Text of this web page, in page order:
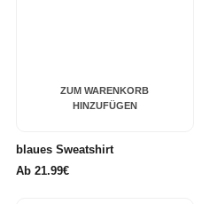
ZUM WARENKORB
HINZUFÜGEN
blaues Sweatshirt
Ab 21.99€